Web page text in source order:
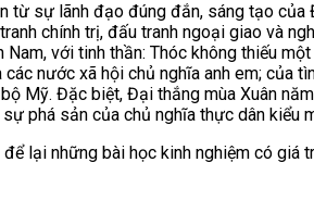
sự lãnh đạo đúng đắn, sáng tạo
chính trị, đấu tranh ngoại giao và
với tinh thần: Thóc không thiếu
nước xã hội chủ nghĩa anh em;
Mỹ. Đặc biệt, Đại thắng mùa Xuân
phá sản của chủ nghĩa thực dân
lại những bài học kinh nghiệm có